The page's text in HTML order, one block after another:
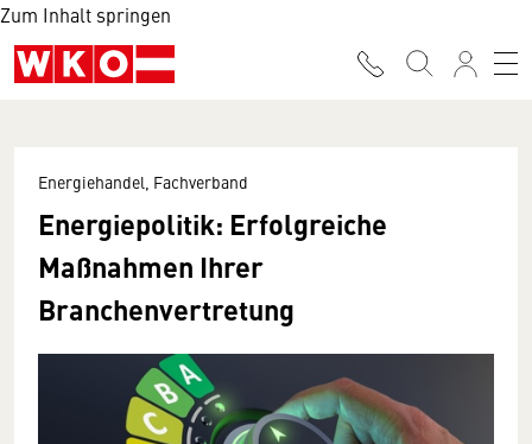
Zum Inhalt springen
Energiehandel, Fachverband
Energiepolitik: Erfolgreiche
Maßnahmen Ihrer
Branchenvertretung